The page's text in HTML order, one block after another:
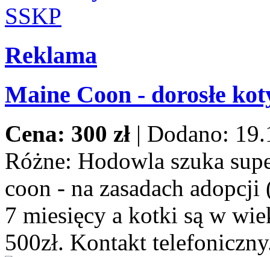
Reklama
Maine Coon - dorosłe
Cena: 300 zł | Dodano:
Różne: Hodowla szuka
coon - na zasadach
7 miesięcy a kotki są w
500zł. Kontakt